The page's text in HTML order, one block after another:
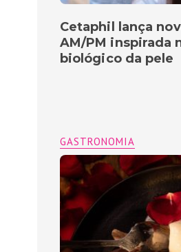
Cetaphil lança
AM/PM inspirada
biológico da pele
GASTRONOMIA